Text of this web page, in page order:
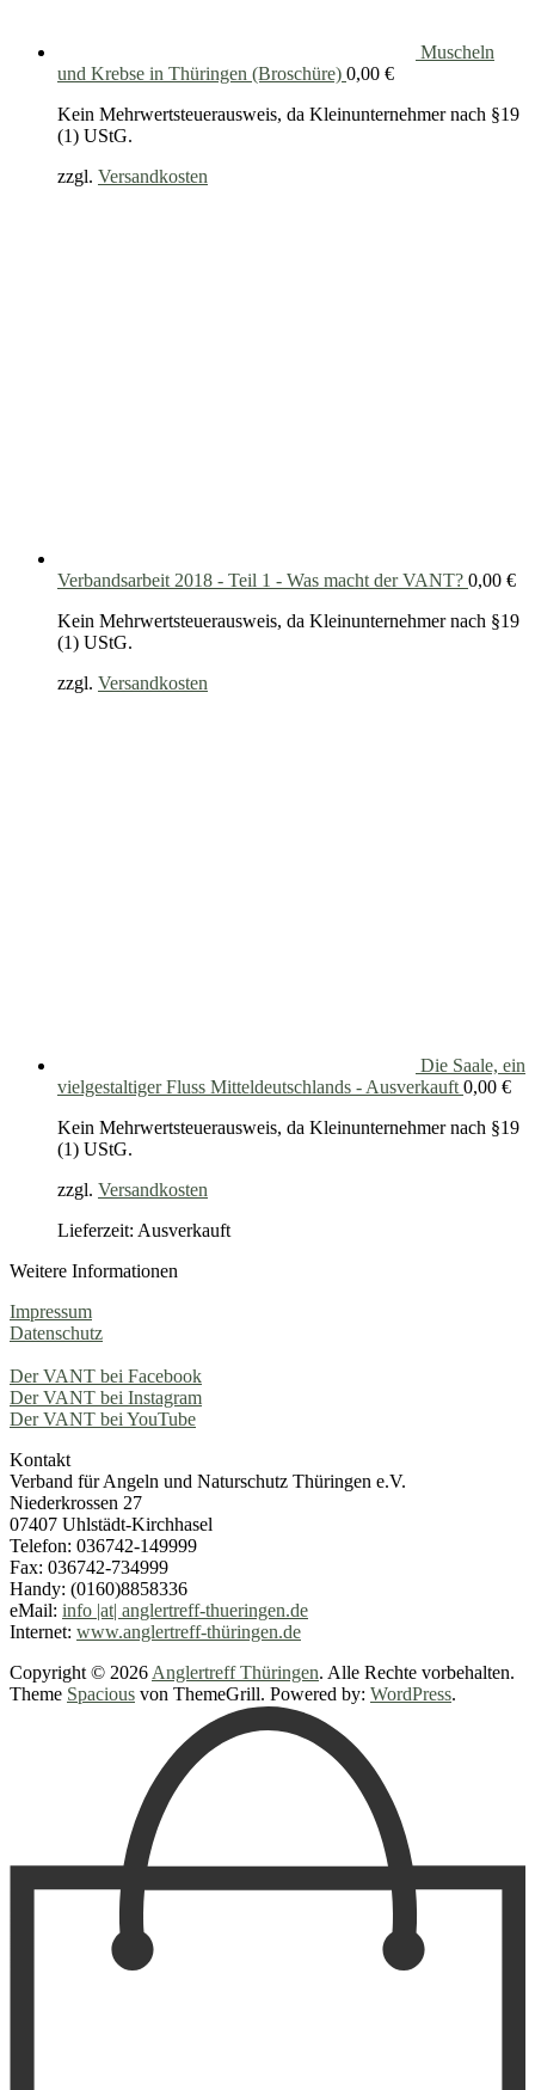
Muscheln
und Krebse in Thüringen (Broschüre) 0,00 €
Kein Mehrwertsteuerausweis, da Kleinunternehmer nach §19
(1) UStG.
zzgl. Versandkosten
Verbandsarbeit 2018 - Teil 1 - Was macht der VANT? 0,00 €
Kein Mehrwertsteuerausweis, da Kleinunternehmer nach §19
(1) UStG.
zzgl. Versandkosten
Die Saale, ein
vielgestaltiger Fluss Mitteldeutschlands - Ausverkauft 0,00 €
Kein Mehrwertsteuerausweis, da Kleinunternehmer nach §19
(1) UStG.
zzgl. Versandkosten
Lieferzeit: Ausverkauft
Weitere Informationen
Impressum
Datenschutz
Der VANT bei Facebook
Der VANT bei Instagram
Der VANT bei YouTube
Kontakt
Verband für Angeln und Naturschutz Thüringen e.V.
Niederkrossen 27
07407 Uhlstädt-Kirchhasel
Telefon: 036742-149999
Fax: 036742-734999
Handy: (0160)8858336
eMail: info |at| anglertreff-thueringen.de
Internet: www.anglertreff-thüringen.de
Copyright © 2026Anglertreff Thüringen. Alle Rechte vorbehalten.
Theme Spacious von ThemeGrill. Powered by: WordPress.